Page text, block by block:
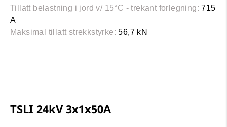
Tillatt belastning i jord v/ 15°C - trekant forlegning: 715
A
Maksimal tillatt strekkstyrke: 56,7 kN
TSLI 24kV 3x1x50A